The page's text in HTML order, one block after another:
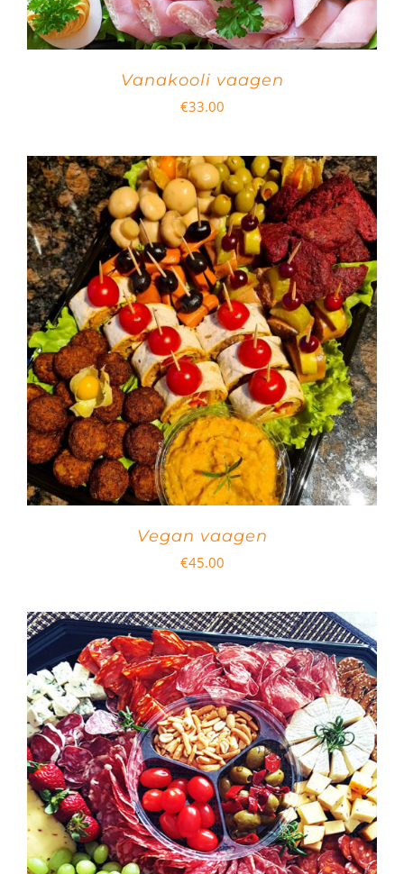
Vanakooli vaagen
€33.00
Vegan vaagen
€45.00